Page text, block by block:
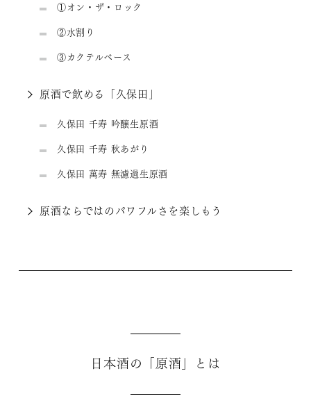
①オン・ザ・ロック
②水割り
③カクテルベース
原酒で飲める「久保田」
久保田 千寿 吟醸生原酒
久保田 千寿 秋あがり
久保田 萬寿 無濾過生原酒
原酒ならではのパワフルさを楽しもう
日本酒の「原酒」とは